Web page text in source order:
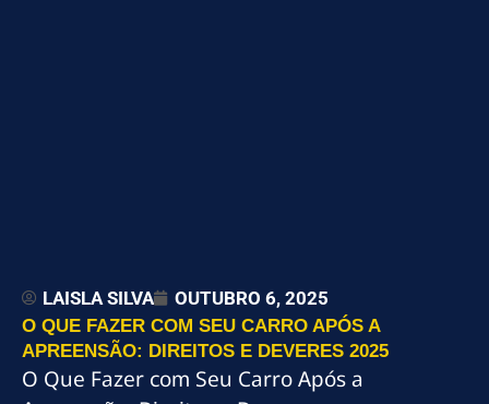
LAISLA SILVA OUTUBRO 6, 2025
O QUE FAZER COM SEU CARRO APÓS A
APREENSÃO: DIREITOS E DEVERES 2025
O Que Fazer com Seu Carro Após a